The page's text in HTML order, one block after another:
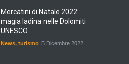
magia ladina nelle Dolomiti
UNESCO
News, turismo